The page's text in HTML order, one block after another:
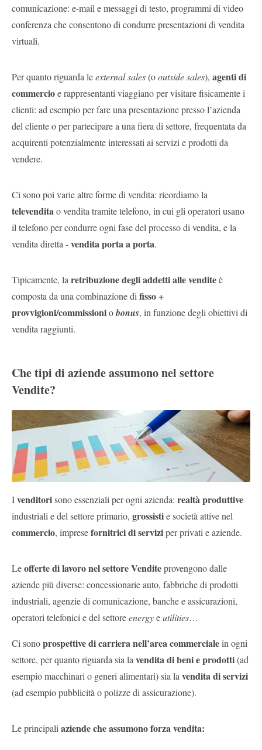
comunicazione: e-mail e messaggi di testo, programmi di video
conferenza che consentono di condurre presentazioni di vendita
virtuali.
Per quanto riguarda leexternal sales(ooutside sales), agenti di
commercioe rappresentanti viaggiano per visitare fisicamente i
clienti: ad esempio per fare una presentazione presso l’azienda
del cliente o per partecipare a una fiera di settore, frequentata da
acquirenti potenzialmente interessati ai servizi e prodotti da
vendere.
Ci sono poi varie altre forme di vendita: ricordiamo la
televenditao vendita tramite telefono, in cui gli operatori usano
il telefono per condurre ogni fase del processo di vendita, e la
vendita diretta -vendita porta a porta.
Tipicamente, laretribuzione degli addetti alle venditeè
composta da una combinazione difisso +
provvigioni/commissioniobonus, in funzione degli obiettivi di
vendita raggiunti.
Che tipi di aziende assumono nel settore
Vendite?
Ivenditorisono essenziali per ogni azienda: realtà produttive
industriali e del settore primario, grossistie società attive nel
commercio, impresefornitrici di serviziper privati e aziende.
Leofferte di lavoro nel settore Venditeprovengono dalle
aziende più diverse: concessionarie auto, fabbriche di prodotti
industriali, agenzie di comunicazione, banche e assicurazioni,
operatori telefonici e del settoreenergyeutilities…
Ci sonoprospettive di carriera nell’area commercialein ogni
settore, per quanto riguarda sia la vendita di beni e prodotti(ad
esempio macchinari o generi alimentari) sia la vendita di servizi
(ad esempio pubblicità o polizze di assicurazione).
Le principali aziende che assumono forza vendita: